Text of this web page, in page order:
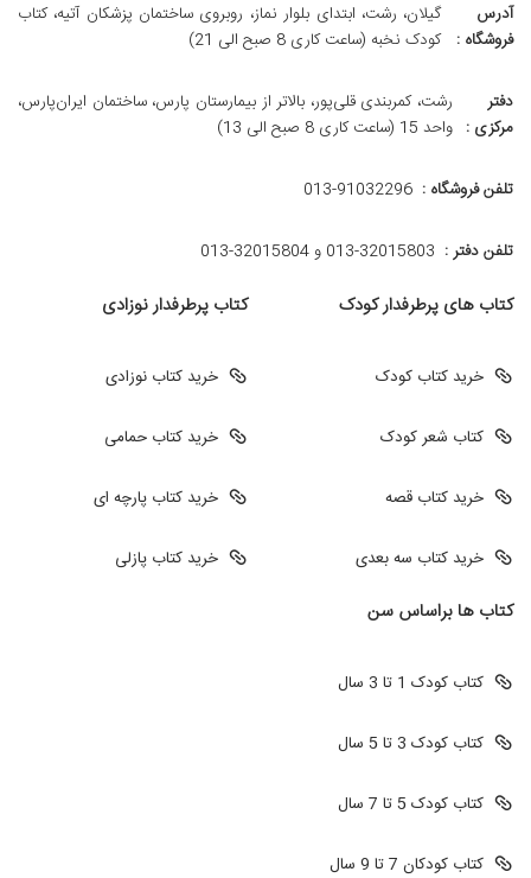
آدرس
فروشگاه :
گیلان، رشت، ابتدای بلوار نماز، روبروی ساختمان پزشکان آتیه، کتاب
کودک نخبه (ساعت کاری 8 صبح الی 21)
دفتر
مرکزی :
رشت، کمربندی قلی‌پور، بالاتر از بیمارستان پارس، ساختمان ایران‌پارس،
واحد 15 (ساعت کاری 8 صبح الی 13)
تلفن فروشگاه : 013-91032296
تلفن دفتر : 013-32015803 و 32015804-013
کتاب های پرطرفدار کودک
خرید کتاب کودک
کتاب شعر کودک
خرید کتاب قصه
خرید کتاب سه بعدی
کتاب پرطرفدار نوزادی
خرید کتاب نوزادی
خرید کتاب حمامی
خرید کتاب پارچه ای
خرید کتاب پازلی
کتاب ها براساس سن
کتاب کودک 1 تا 3 سال
کتاب کودک 3 تا 5 سال
کتاب کودک 5 تا 7 سال
کتاب کودکان 7 تا 9 سال